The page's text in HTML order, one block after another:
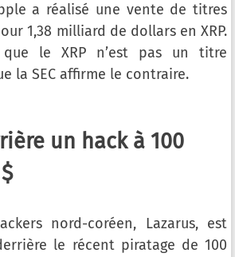
a réalisé une vente de titres
1,38 milliard de dollars en XRP.
le XRP n’est pas un titre
la SEC affirme le contraire.
un hack à 100
nord-coréen, Lazarus, est
le récent piratage de 100